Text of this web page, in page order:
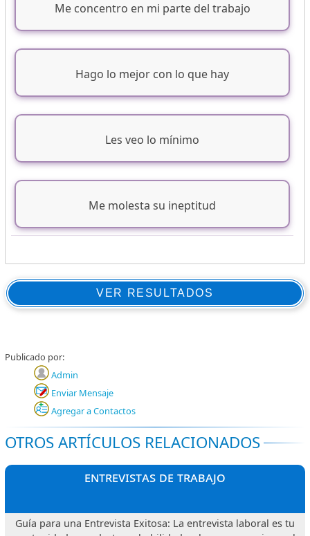
Me concentro en mi parte del trabajo
Hago lo mejor con lo que hay
Les veo lo mínimo
Me molesta su ineptitud
VER RESULTADOS
Publicado por:
Admin
Enviar Mensaje
Agregar a Contactos
OTROS ARTÍCULOS RELACIONADOS
entrevistas de trabajo
Guía para una Entrevista Exitosa: La entrevista laboral es tu